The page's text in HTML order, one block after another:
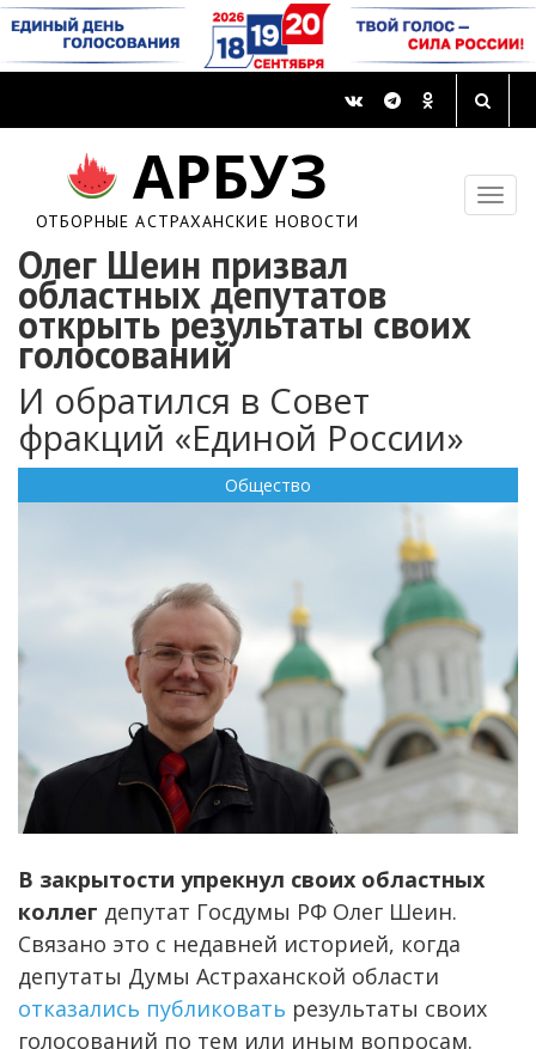
АРБУЗ
ОТБОРНЫЕ АСТРАХАНСКИЕ НОВОСТИ
Олег Шеин призвал
областных депутатов
открыть результаты своих
голосований
И обратился в Совет
фракций «Единой России»
Общество
В закрытости упрекнул своих областных
коллег депутат Госдумы РФ Олег Шеин.
Связано это с недавней историей, когда
депутаты Думы Астраханской области
отказались публиковать результаты своих
голосований по тем или иным вопросам.